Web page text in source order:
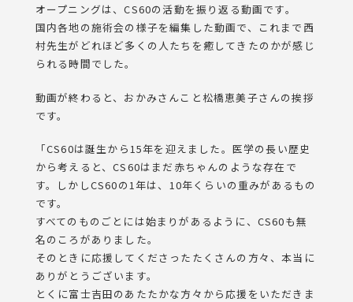
オープニングは、CS60の活動を振り返る動画です。
国内各地の施術会の様子を編集した動画で、これまで西
村先生がどれほど多くの人たちを癒してきたのかが感じ
られる時間でした。
動画が終わると、おかみさんこと松橋恵美子さんの挨拶
です。
「CS60は誕生から15年を迎えました。医学の長い歴史
から考えると、CS60はまだ赤ちゃんのような存在で
す。しかしCS60の1年は、10年くらいの重みがあるもの
です。
すべてのものごとには始まりがあるように、CS60も無
名のころがありました。
そのときに応援してくださったたくさんの方々、本当に
ありがとうございます。
とくに富士吉田のあたたかな方々から応援をいただきま